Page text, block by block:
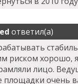
ответил(а)
риском хорошо,
лицо.
площадки очень